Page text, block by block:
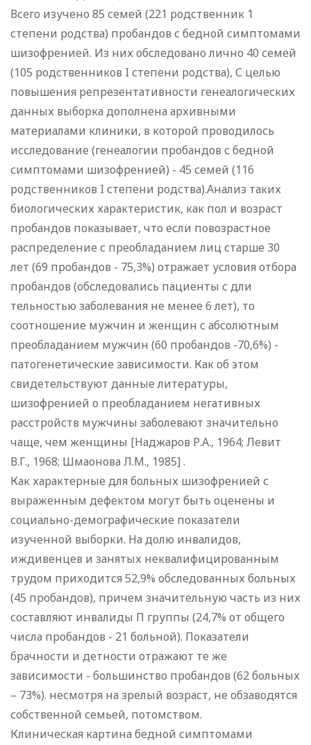
Всего изучено 85 семей (221 родственник 1
степени родства) пробандов с бедной симптомами
шизофренией. Из них обследовано лично 40 семей
(105 родственников I степени родства), С целью
повышения репрезентативности генеалогических
данных выборка дополнена архивными
материалами клиники, в которой проводилось
исследование (генеалогии пробандов с бедной
симптомами шизофренией) - 45 семей (116
родственников I степени родства).Анализ таких
биологических характеристик, как пол и возраст
пробандов показывает, что если повозрастное
распределение с преобладанием лиц старше 30
лет (69 пробандов - 75,3%) отражает условия отбора
пробандов (обследовались пациенты с дли
тельностью заболевания не менее 6 лет), то
соотношение мужчин и женщин с абсолютным
преобладанием мужчин (60 пробандов -70,6%) -
патогенетические зависимости. Как об этом
свидетельствуют данные литературы,
шизофренией о преобладанием негативных
расстройств мужчины заболевают значительно
чаще, чем женщины [Наджаров Р.A., 1964; Левит
В.Г., 1968; Шмаонова Л.М., 1985] .
Как характерные для больных шизофренией с
выраженным дефектом могут быть оценены и
социально-демографические показатели
изученной выборки. На долю инвалидов,
иждивенцев и занятых неквалифицированным
трудом приходится 52,9% обследованных больных
(45 пробандов), причем значительную часть из них
составляют инвалиды П группы (24,7% от общего
числа пробандов - 21 больной). Показатели
брачности и детности отражают те же
зависимости - большинство пробандов (62 больных
– 73%). несмотря на зрелый возраст, не обзаводятся
собственной семьей, потомством.
Клиническая картина бедной симптомами